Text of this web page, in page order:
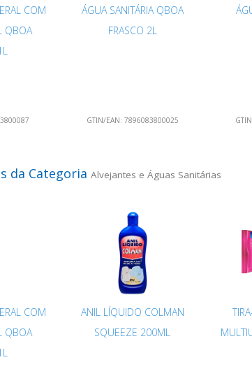
COM
QBOA
ÁGUA SANITÁRIA QBOA
FRASCO 2L
GTIN/EAN: 7896083800025
da Categoria Alvejantes e Águas Sanitárias
COM
QBOA
ANIL LÍQUIDO COLMAN
SQUEEZE 200ML